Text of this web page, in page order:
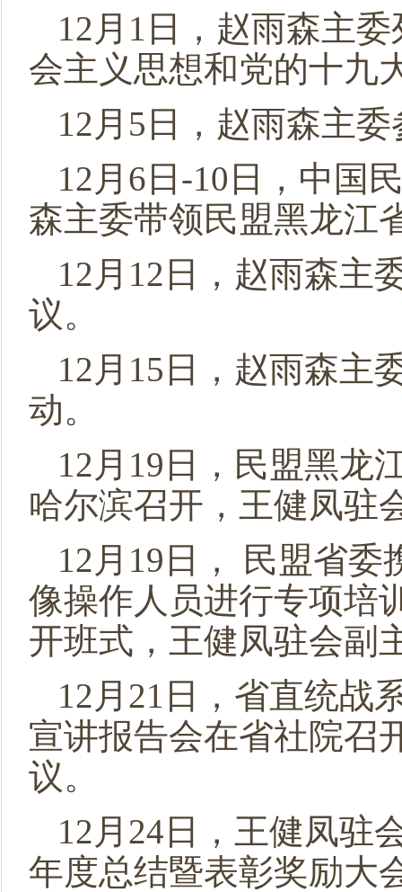
12月1日，赵雨森主
会主义思想和党的十九
12月5日，赵雨森主
12月6日-10日，中国
森主委带领民盟黑龙江
12月12日，赵雨森主
议。
12月15日，赵雨森主
动。
12月19日，民盟黑龙
哈尔滨召开，王健凤驻
12月19日， 民盟省
像操作人员进行专项培
开班式，王健凤驻会副
12月21日，省直统战
宣讲报告会在省社院召
议。
12月24日，王健凤驻
年度总结暨表彰奖励大